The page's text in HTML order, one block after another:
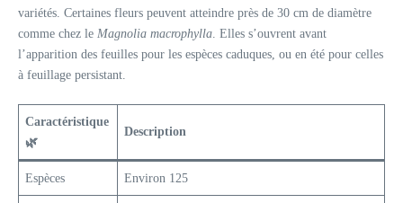
variétés. Certaines fleurs peuvent atteindre près de 30 cm de diamètre
comme chez le Magnolia macrophylla. Elles s’ouvrent avant
l’apparition des feuilles pour les espèces caduques, ou en été pour celles
à feuillage persistant.
Caractéristique
🌿
Description
Espèces Environ 125